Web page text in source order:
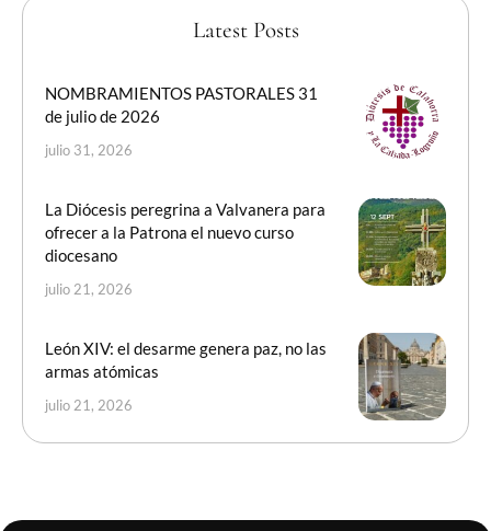
Latest Posts
NOMBRAMIENTOS PASTORALES 31
de julio de 2026
julio 31, 2026
La Diócesis peregrina a Valvanera para
ofrecer a la Patrona el nuevo curso
diocesano
julio 21, 2026
León XIV: el desarme genera paz, no las
armas atómicas
julio 21, 2026